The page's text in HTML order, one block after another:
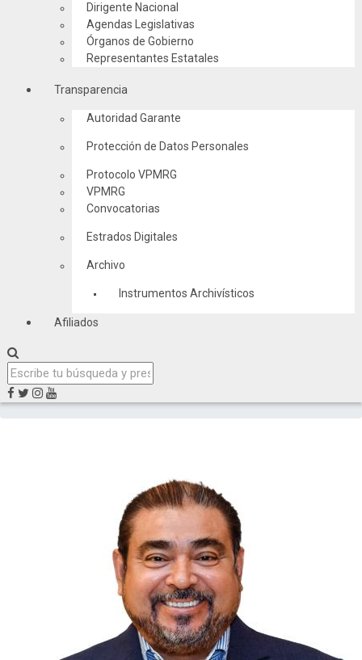
Dirigente Nacional
Agendas Legislativas
Órganos de Gobierno
Representantes Estatales
Transparencia
Autoridad Garante
Protección de Datos Personales
Protocolo VPMRG
VPMRG
Convocatorias
Estrados Digitales
Archivo
Instrumentos Archivísticos
Afiliados